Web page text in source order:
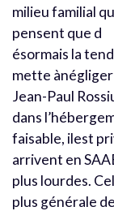
milieu familial
pensent que d
ésormais la
mette
Jean-Paul
dans
faisable, ilest
arrivent en
plus lourdes.
plus générale